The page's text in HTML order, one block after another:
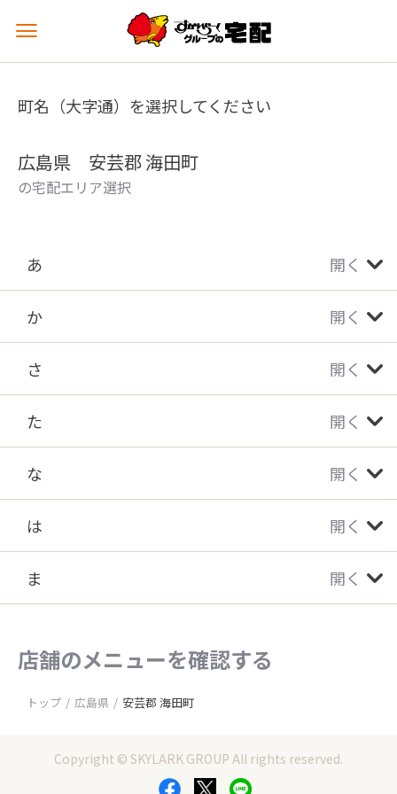
メ
ュ
を
町名（大字通）を選択してください
広島県 安芸郡 海田町
の宅配エリア選択
あ 開く
か 開く
さ 開く
た 開く
な 開く
は 開く
ま 開く
店舗のメニューを確認する
トップ 広島県 安芸郡 海田町
Copyright © SKYLARK GROUP All rights reserved.